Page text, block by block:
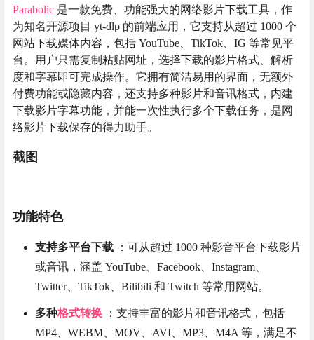
Parabolic 是一款免费、功能强大的网络影片下载工具，作
为知名开源项目 yt-dlp 的前端应用，它支持从超过 1000 个
网站下载媒体内容，包括 YouTube、TikTok、IG 等常见平
台。用户只需复制粘贴网址，选择下载的影片格式、解析
度和字幕即可完成操作。它拥有简洁易用的界面，无额外
付费功能或隐藏内容，还支持多种影片和音讯格式，内建
下载影片字幕功能，并能一次性执行多个下载任务，是网
络影片下载保存的得力助手。
截图
功能特色
支持多平台下载 ：可从超过 1000 种影音平台下载影片
或音讯，涵盖 YouTube、Facebook、Instagram、
Twitter、TikTok、Bilibili 和 Twitch 等常用网站。
多种格式转换 ：支持丰富的影片和音讯格式，包括
MP4、WEBM、MOV、AVI、MP3、M4A 等，满足不